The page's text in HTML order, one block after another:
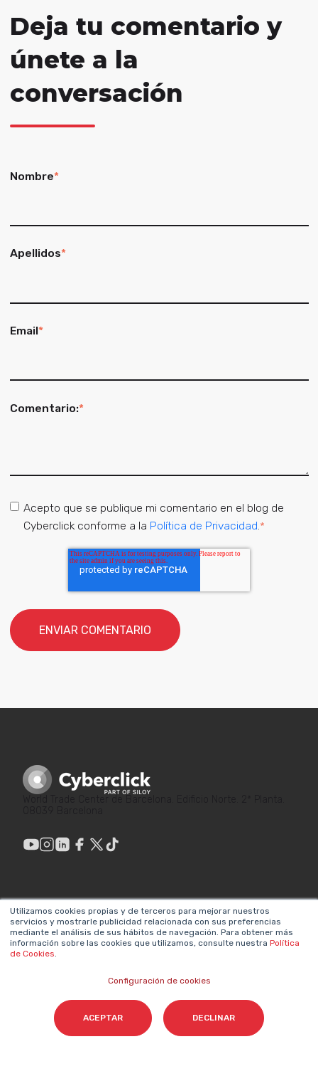
Utilizamos cookies propias y de terceros para mejorar nuestros
servicios y mostrarle publicidad relacionada con sus preferencias
mediante el análisis de sus hábitos de navegación. Para obtener más
información sobre las cookies que utilizamos, consulte nuestra Política
de Cookies.
Configuración de cookies
ACEPTAR DECLINAR
Deja tu comentario y
únete a la
conversación
Nombre*
Apellidos*
Email*
Comentario:*
Acepto que se publique mi comentario en el blog de
Cyberclick conforme a la Política de Privacidad.*
ENLACES DE
INTERÉS
¿Por qué hacer
Marketing?
Metodologías propias
Valores y equipos
Únete a nosotros
LEGAL
Política de privacidad
Aviso legal
Declaración de